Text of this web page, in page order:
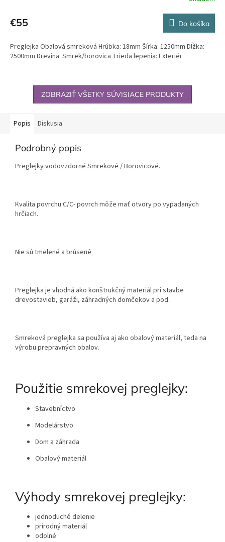
€55 Do košíka
Preglejka Obalová smreková Hrúbka: 18mm Šírka: 1250mm Dĺžka:
2500mm Drevina: Smrek/borovica Trieda lepenia: Exteriér
ZOBRAZIŤ VŠETKY SÚVISIACE PRODUKTY
Popis Diskusia
Podrobný popis
Preglejky vodovzdorné Smrekové / Borovicové.
Kvalita povrchu C/C- povrch môže mať otvory po vypadaných
hrčiach.
Nie sú tmelené a brúsené
Preglejka je vhodná ako konštrukčný materiál pri stavbe
drevostavieb, garáži, záhradných domčekov a pod.
Smreková preglejka sa používa aj ako obalový materiál, teda na
výrobu prepravných obalov.
Použitie smrekovej preglejky:
Stavebníctvo
Modelárstvo
Dom a záhrada
Obalový materiál
Výhody smrekovej preglejky:
jednoduché delenie
prírodný materiál
odolné